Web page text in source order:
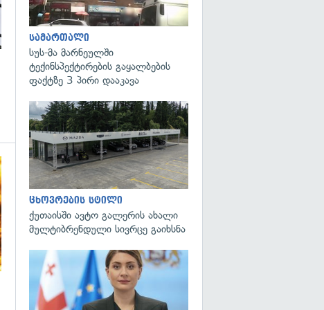
გადახედვა
სამართალი
სუს-მა მარნეულში
ტექინსპექტირების გაყალბების
ფაქტზე 3 პირი დააკავა
ცხოვრების სტილი
ქუთაისში ავტო გალერის ახალი
მულტიბრენდული სივრცე გაიხსნა